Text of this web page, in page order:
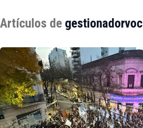
Artículos de gestionadorvoc